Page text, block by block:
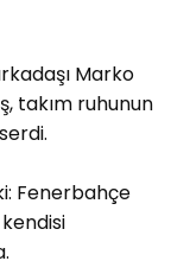
Marko
takım ruhunun
Fenerbahçe